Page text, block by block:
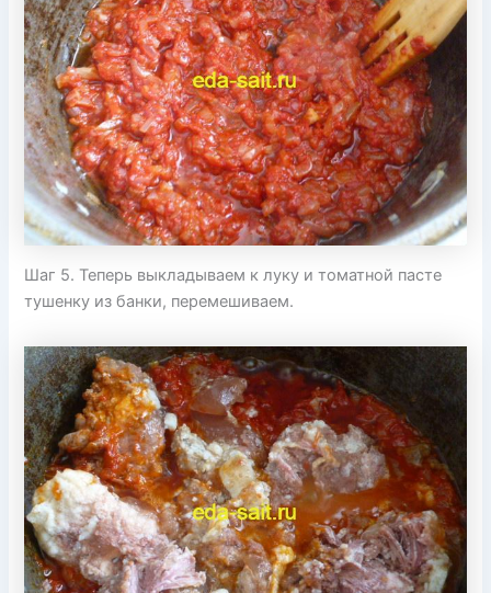
Шаг 5. Теперь выкладываем к луку и томатной пасте
тушенку из банки, перемешиваем.